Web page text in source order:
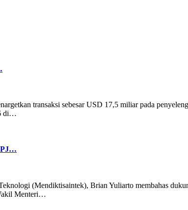
transaksi sebesar USD 17,5 miliar pada
di…
(Mendiktisaintek), Brian Yuliarto membahas
Menteri…